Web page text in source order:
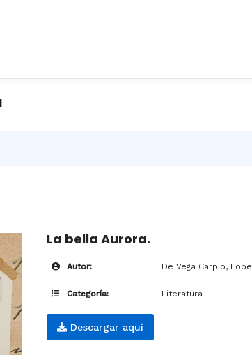
La bella Aurora.
Autor: De Vega Carpio, Lope
Categoría: Literatura
Descargar aquí